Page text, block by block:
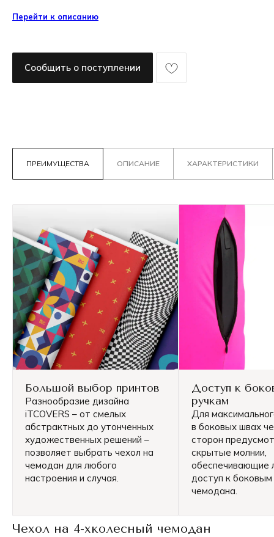
Перейти к описанию
Сообщить о поступлении
ПРЕИМУЩЕСТВА ОПИСАНИЕ ХАРАКТЕРИСТИКИ
Большой выбор принтов
Разнообразие дизайна
iTCOVERS – от смелых
абстрактных до утонченных
художественных решений –
позволяет выбрать чехол на
чемодан для любого
настроения и случая.
Доступ к
ручкам
Для
в боковых швах
сторон
скрытые молнии,
обеспечивающие
доступ к
чемодана.
Чехол на 4-хколесный чемодан